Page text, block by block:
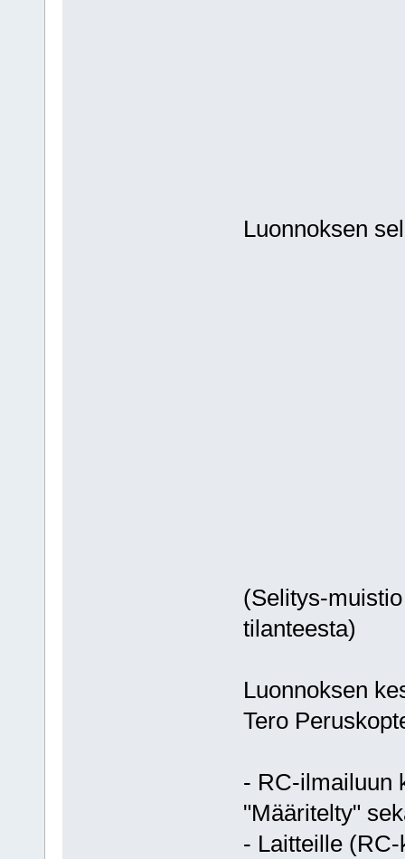
Luonnoksen
(Selitys-
tilanteesta)
Luonnoksen
Tero
- RC-ilmailuun
"Määritelty"
- Laitteille